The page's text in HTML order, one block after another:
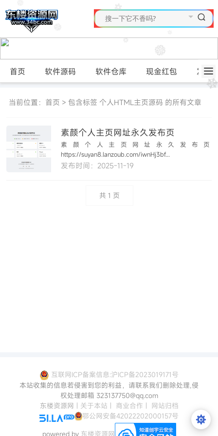
首页 软件源码 软件仓库 现金红包 发布
当前位置： 首页 > 包含标签 个人HTML主页源码 的所有文章
素颜个人主页网址永久发布页
素颜个人主页网址永久发布页
https://suyan8.lanzoub.com/iwnHj3bf...
发布时间：2025-11-19
共 1 页
互联网ICP备案信息:沪ICP备2023019171号
本站收集的信息若侵害到您的利益，请联系我们删除处理,侵
权处理邮箱 323137750@qq.com
东楼资源网 | 关于本站 | 商业合作 | 网站归档
鄂公网安备42022202000157号
powered by 东楼资源网